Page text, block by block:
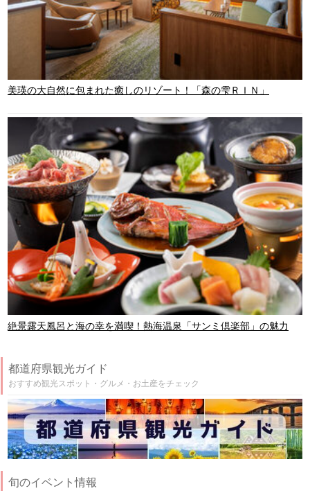
美瑛の大自然に包まれた癒しのリゾート！「森の雫ＲＩＮ」
絶景露天風呂と海の幸を満喫！熱海温泉「サンミ倶楽部」の魅力
都道府県観光ガイド
おすすめ観光スポット・グルメ・お土産をチェック
旬のイベント情報